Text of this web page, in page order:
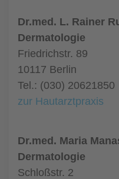
Dr.med. L. Rainer
Dermatologie
Friedrichstr. 89
10117 Berlin
Tel.: (030) 20621850
zur Hautarztpraxis
Dr.med. Maria
Dermatologie
Schloßstr. 2